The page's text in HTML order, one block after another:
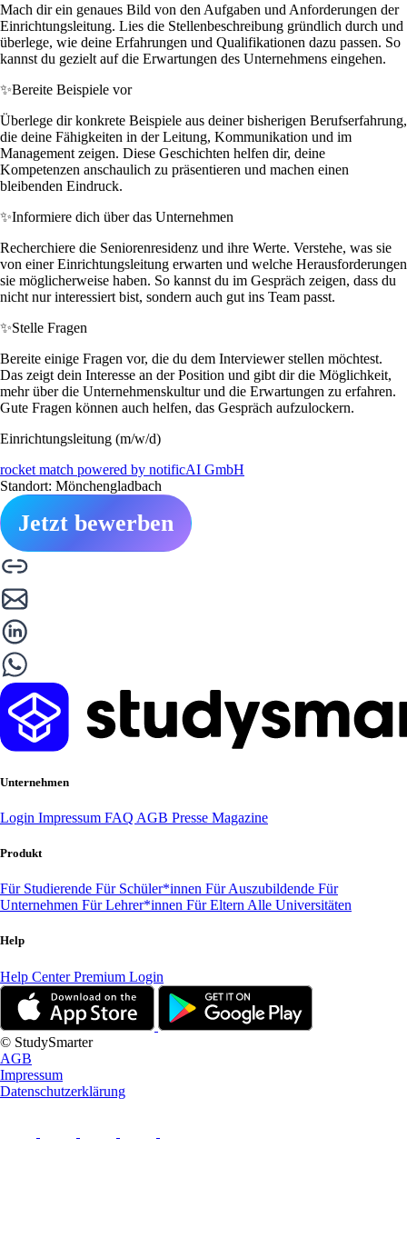
Mach dir ein genaues Bild von den Aufgaben und Anforderungen der
Einrichtungsleitung. Lies die Stellenbeschreibung gründlich durch und
überlege, wie deine Erfahrungen und Qualifikationen dazu passen. So
kannst du gezielt auf die Erwartungen des Unternehmens eingehen.
✨Bereite Beispiele vor
Überlege dir konkrete Beispiele aus deiner bisherigen Berufserfahrung,
die deine Fähigkeiten in der Leitung, Kommunikation und im
Management zeigen. Diese Geschichten helfen dir, deine
Kompetenzen anschaulich zu präsentieren und machen einen
bleibenden Eindruck.
✨Informiere dich über das Unternehmen
Recherchiere die Seniorenresidenz und ihre Werte. Verstehe, was sie
von einer Einrichtungsleitung erwarten und welche Herausforderungen
sie möglicherweise haben. So kannst du im Gespräch zeigen, dass du
nicht nur interessiert bist, sondern auch gut ins Team passt.
✨Stelle Fragen
Bereite einige Fragen vor, die du dem Interviewer stellen möchtest.
Das zeigt dein Interesse an der Position und gibt dir die Möglichkeit,
mehr über die Unternehmenskultur und die Erwartungen zu erfahren.
Gute Fragen können auch helfen, das Gespräch aufzulockern.
Einrichtungsleitung (m/w/d)
rocket match powered by notificAI GmbH
Standort: Mönchengladbach
Jetzt bewerben
Unternehmen
Login Impressum FAQ AGB Presse Magazine
Produkt
Für Studierende Für Schüler*innen Für Auszubildende Für
Unternehmen Für Lehrer*innen Für Eltern Alle Universitäten
Help
Help CenterPremium Login
© StudySmarter
AGB
Impressum
Datenschutzerklärung